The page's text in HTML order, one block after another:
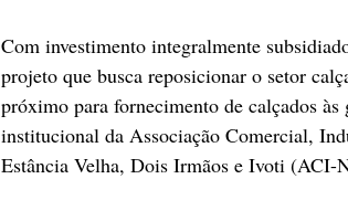
Com investimento integralmente
projeto que busca reposicionar o setor
próximo para fornecimento de calçados
institucional da Associação Comercial,
Estância Velha, Dois Irmãos e Ivoti